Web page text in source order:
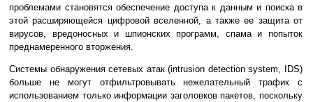
проблемами становятся обеспечение доступа к данным и поиска в
этой расширяющейся цифровой вселенной, а также ее защита от
вирусов, вредоносных и шпионских программ, спама и попыток
преднамеренного вторжения.
Системы обнаружения сетевых атак (intrusion detection system, IDS)
больше не могут отфильтровывать нежелательный трафик с
использованием только информации заголовков пакетов, поскольку